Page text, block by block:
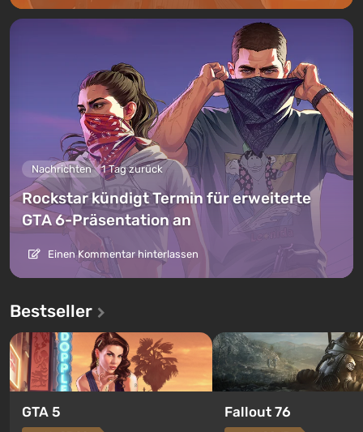
Nachrichten 1 Tag zurück
Rockstar kündigt Termin für erweiterte
GTA 6-Präsentation an
Einen Kommentar hinterlassen
Bestseller
GTA 5 Fallout 76